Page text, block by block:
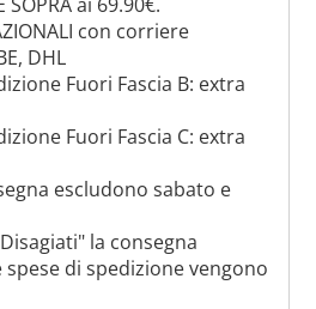
con corriere
DHL
Fuori Fascia B: extra
Fuori Fascia C: extra
escludono sabato e
la consegna
spese di spedizione vengono